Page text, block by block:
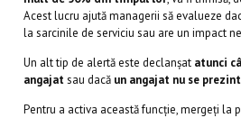
Acest lucru ajută managerii să evalueze
la sarcinile de serviciu sau are un impact
Un alt tip de alertă este declanșat atunci
angajatsau dacă un angajat nu se
Pentru a activa această funcție, mergeți la